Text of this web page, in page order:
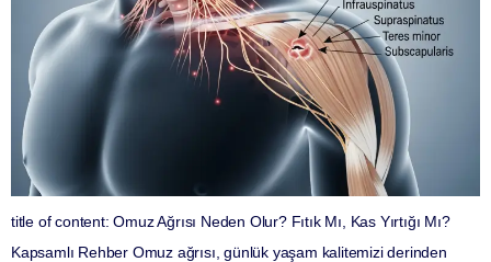
title of content: Omuz Ağrısı Neden Olur? Fıtık Mı, Kas Yırtığı Mı?
Kapsamlı Rehber Omuz ağrısı, günlük yaşam kalitemizi derinden